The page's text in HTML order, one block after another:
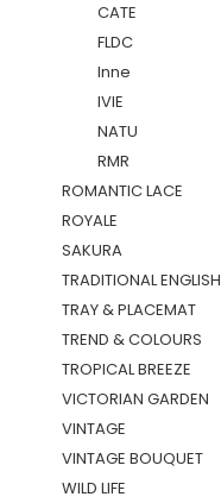
CATE
FLDC
Inne
IVIE
NATU
RMR
ROMANTIC LACE
ROYALE
SAKURA
TRADITIONAL ENGLISH
TRAY & PLACEMAT
TREND & COLOURS
TROPICAL BREEZE
VICTORIAN GARDEN
VINTAGE
VINTAGE BOUQUET
WILD LIFE